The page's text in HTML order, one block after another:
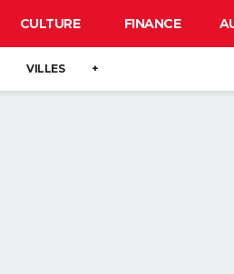
CULTURE FINANCE
VILLES +